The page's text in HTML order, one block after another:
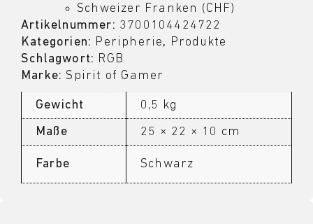
Schweizer Franken (CHF)
Artikelnummer: 3700104424722
Kategorien: Peripherie, Produkte
Schlagwort: RGB
Marke:Spirit of Gamer
Gewicht
0,5 kg
Maße
25 × 22 × 10 cm
Farbe Schwarz